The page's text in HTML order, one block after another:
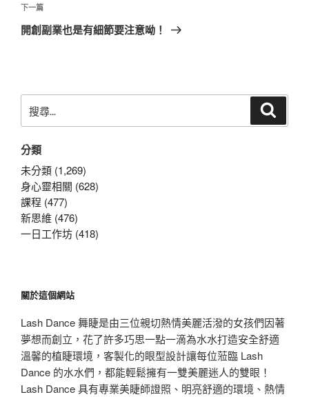
下
一
下一篇
開創副業也是有細節要注意呦！
尋
鍵
字:
分類
未分類 (1,269)
身心靈相關 (628)
課程 (477)
新思維 (476)
一日工作坊 (418)
關於這個網站
Lash Dance 舞睫是由三位親切熱情美麗活潑的女孩們因著
夢想而創立，花了許多巧思一點一滴為水水打造安全舒適
溫馨的植睫環境，客製化的眼型設計讓每位蒞臨 Lash
Dance 的水水們，都能輕鬆擁有一雙美麗迷人的雙眼！
Lash Dance 具有專業美睫師證照、明亮舒適的環境、熱情